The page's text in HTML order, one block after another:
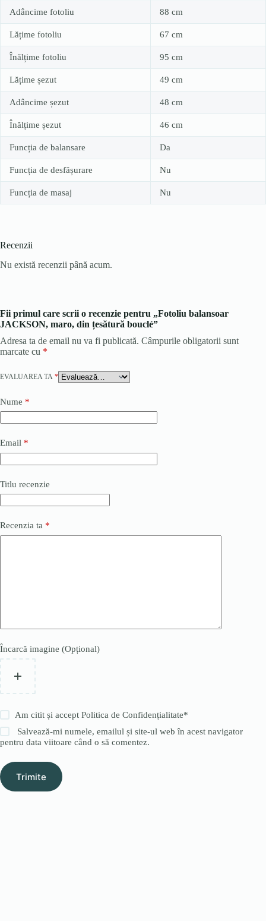
Adâncime fotoliu 88 cm
Lățime fotoliu 67 cm
Înălțime fotoliu 95 cm
Lățime șezut 49 cm
Adâncime șezut 48 cm
Înălțime șezut 46 cm
Funcția de balansare Da
Funcția de desfășurare Nu
Funcția de masaj Nu
Recenzii
Nu există recenzii până acum.
Fii primul care scrii o recenzie pentru „Fotoliu balansoar
JACKSON, maro, din țesătură bouclé”
Adresa ta de email nu va fi publicată. Câmpurile obligatorii sunt
marcate cu *
EVALUAREA TA *
Nume *
Email *
Titlu recenzie
Recenzia ta *
Încarcă imagine (Opțional)
Am citit și acceptPolitica de Confidențialitate*
Salvează-mi numele, emailul și site-ul web în acest navigator
pentru data viitoare când o să comentez.
Trimite